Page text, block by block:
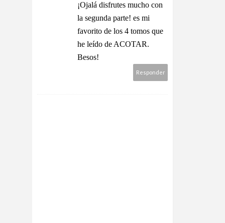
¡Ojalá disfrutes mucho con
la segunda parte! es mi
favorito de los 4 tomos que
he leído de ACOTAR.
Besos!
Responder